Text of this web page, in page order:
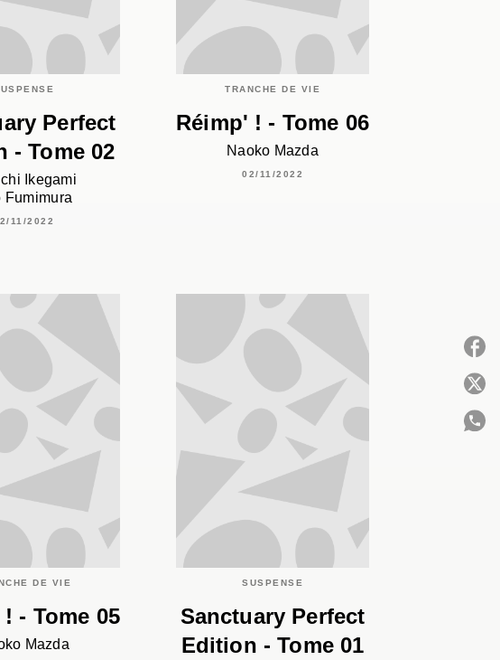
Perfect
- Tome 02
Ikegami
Fumimura
11/2022
TRANCHE DE VIE
Réimp' ! - Tome 06
Naoko Mazda
02/11/2022
DE VIE
- Tome 05
Mazda
SUSPENSE
Sanctuary Perfect
Edition - Tome 01